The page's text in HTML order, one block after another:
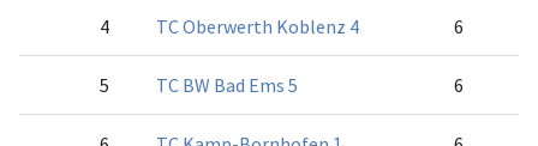
4 TC Oberwerth Koblenz 4 6
5 TC BW Bad Ems 5 6